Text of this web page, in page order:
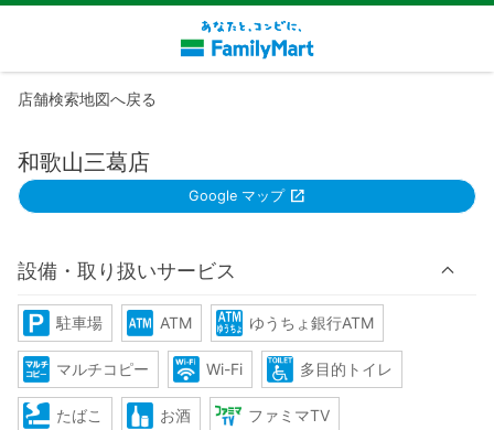
店舗検索地図へ戻る
和歌山三葛店
Google マップ
設備・取り扱いサービス
駐車場 ATM ゆうちょ銀行ATM
マルチコピー Wi-Fi 多目的トイレ
たばこ お酒 ファミマTV